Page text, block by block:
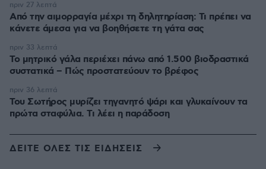
Από την αιμορραγία μέχρι τη δηλητηρίαση: Τι πρέπει να
κάνετε άμεσα για να βοηθήσετε τη γάτα σας
πριν 27 λεπτά
Το μητρικό γάλα περιέχει πάνω από 1.500 βιοδραστικά
συστατικά – Πώς προστατεύουν το βρέφος
πριν 33 λεπτά
Του Σωτήρος μυρίζει τηγανητό ψάρι και γλυκαίνουν τα
πρώτα σταφύλια. Τι λέει η παράδοση
πριν 36 λεπτά
ΔΕΙΤΕ ΟΛΕΣ ΤΙΣ ΕΙΔΗΣΕΙΣ